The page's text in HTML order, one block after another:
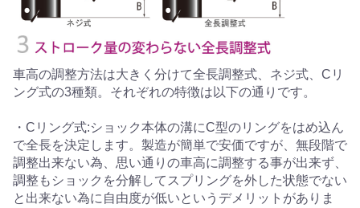
車高の調整方法は大きく分けて全長調整式、ネジ式、Cリ
ング式の3種類。それぞれの特徴は以下の通りです。
・Cリング式:ショック本体の溝にC型のリングをはめ込ん
で全長を決定します。製造が簡単で安価ですが、無段階で
調整出来ない為、思い通りの車高に調整する事が出来ず、
調整もショックを分解してスプリングを外した状態でない
と出来ない為に自由度が低いというデメリットがありま